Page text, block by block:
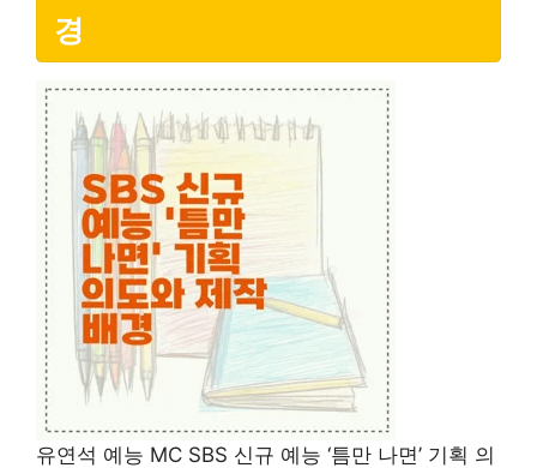
경
유연석 예능 MC SBS 신규 예능 ‘틈만 나면’ 기획 의